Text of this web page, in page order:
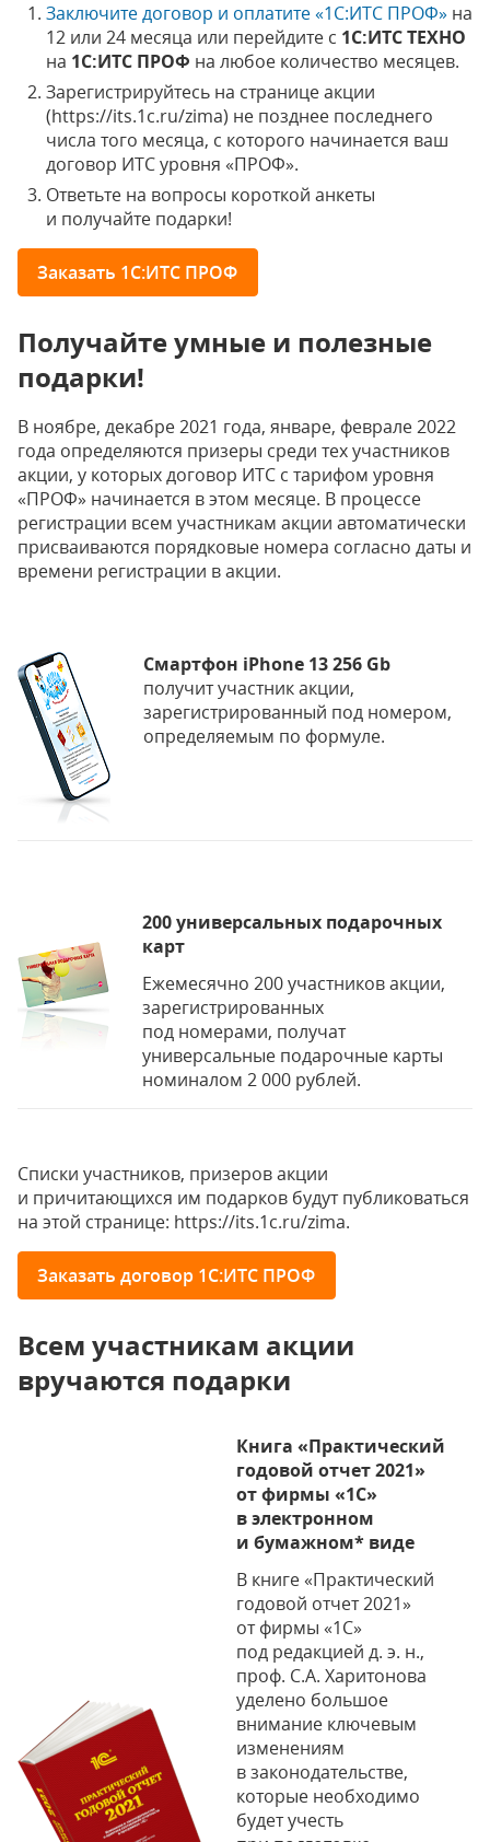
Заключите договор и оплатите «1С:ИТС ПРОФ» на
12 или 24 месяца или перейдите с 1С:ИТС ТЕХНО
на 1С:ИТС ПРОФ на любое количество месяцев.
Зарегистрируйтесь на странице акции
(https://its.1c.ru/zima) не позднее последнего
числа того месяца, с которого начинается ваш
договор ИТС уровня «ПРОФ».
Ответьте на вопросы короткой анкеты
и получайте подарки!
Заказать 1С:ИТС ПРОФ
Получайте умные и полезные
подарки!
В ноябре, декабре 2021 года, январе, феврале 2022
года определяются призеры среди тех участников
акции, у которых договор ИТС с тарифом уровня
«ПРОФ» начинается в этом месяце. В процессе
регистрации всем участникам акции автоматически
присваиваются порядковые номера согласно даты и
времени регистрации в акции.
Смартфон iPhone 13 256 Gb
получит участник акции,
зарегистрированный под номером,
определяемым по формуле.
200 универсальных подарочных
карт
Ежемесячно 200 участников акции,
зарегистрированных
под номерами, получат
универсальные подарочные карты
номиналом 2 000 рублей.
Списки участников, призеров акции
и причитающихся им подарков будут публиковаться
на этой странице: https://its.1c.ru/zima.
Заказать договор 1С:ИТС ПРОФ
Всем участникам акции
вручаются подарки
Книга «Практический
годовой отчет 2021»
от фирмы «1С»
в электронном
и бумажном* виде
В книге «Практический
годовой отчет 2021»
от фирмы «1С»
под редакцией д. э. н.,
проф. С.А. Харитонова
уделено большое
внимание ключевым
изменениям
в законодательстве,
которые необходимо
будет учесть